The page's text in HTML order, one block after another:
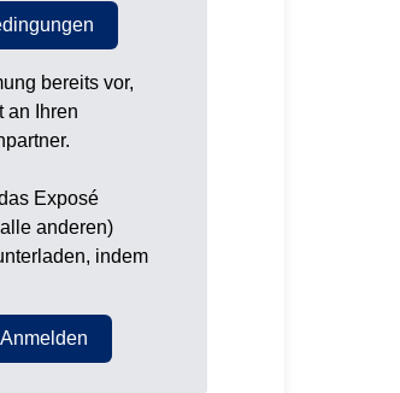
bereits vor,
an Ihren
Exposé
anderen)
indem